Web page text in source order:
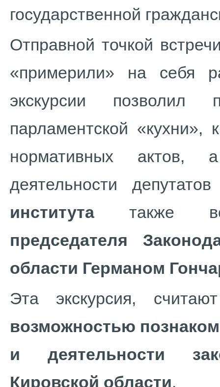
государственной
Отправной точкой
«примерили» на себя
экскурсии позволил
парламентской «кухни»,
нормативных актов,
деятельности
институтатакже
председателя
области Германом
Эта экскурсия,
возможностью
и деятельности
Кировской области.